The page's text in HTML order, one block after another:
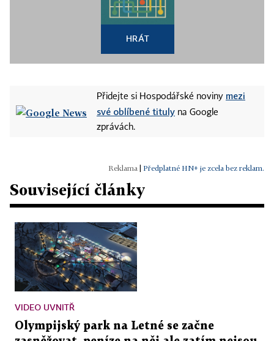
HRÁT
Přidejte si Hospodářské noviny mezi
své oblíbené tituly na Google
zprávách.
Předplatné HN+ je zcela bez reklam.
Související články
VIDEO UVNITŘ
Olympijský park na Letné se začne